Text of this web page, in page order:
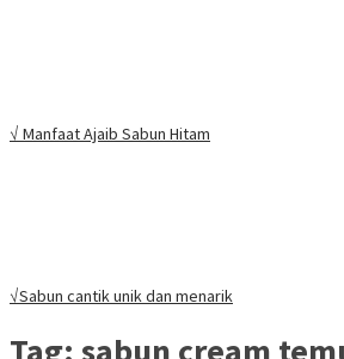
√ Manfaat Ajaib Sabun Hitam
√Sabun cantik unik dan menarik
Tag: sabun cream